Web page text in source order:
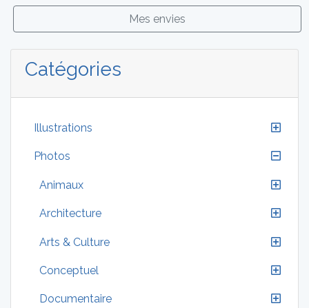
Mes envies
Catégories
Illustrations
Photos
Animaux
Architecture
Arts & Culture
Conceptuel
Documentaire